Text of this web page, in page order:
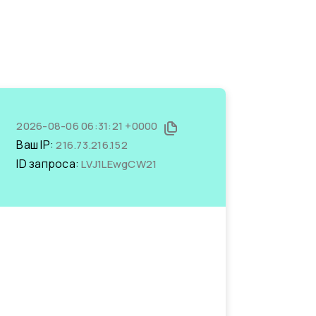
2026-08-06 06:31:21 +0000
Ваш IP:216.73.216.152
ID запроса:LVJ1LEwgCW21